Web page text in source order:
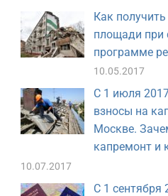
Как
площади при
программе
10.05.2017
С 1 июля
взносы на
Москве.
капремонт и
10.07.2017
С 1 сентября